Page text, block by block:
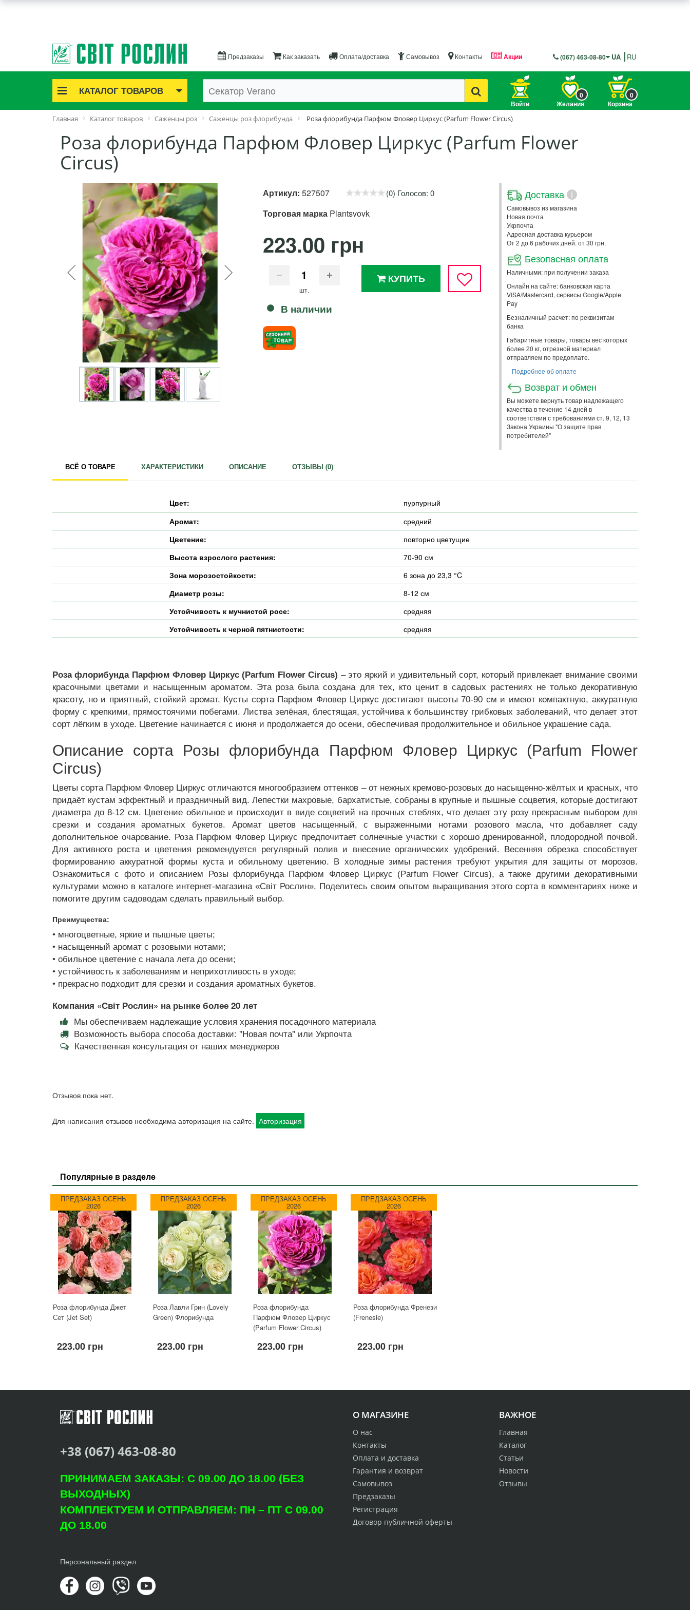
Предзаказы Как заказать Оплата/доставка Самовывоз Контакты Акции (067) 463-08-80 UA RU
КАТАЛОГ ТОВАРОВ
Акционные товары
Саженцы роз
Саженцы плодово-ягодные
Лук и чеснок
Семена и рассада
Саженцы декоративные
Средства защиты растений
Удобрения
Для комнатных растений
Для ландшафтного дизайна
Для полива
Инструменты и инвентарь
Виноделие
Пчеловодство
Садовые фигуры
Мицелий грибов
Товары для дома
Теплицы и укрывной материал
Луковичные и клубни
Войти Желания
0
Корзина
0
Главная Каталог товаров Саженцы роз Саженцы роз флорибунда Роза флорибунда Парфюм Фловер Циркус (Parfum Flower Circus)
Роза флорибунда Парфюм Фловер Циркус (Parfum Flower
Circus)
Артикул: 527507 (0) Голосов: 0
Торговая марка Plantsvovk
223.00 грн
шт.
КУПИТЬ
В наличии
Доставка i
Самовывоз из магазина
Новая почта
Укрпочта
Адресная доставка курьером
От 2 до 6 рабочих дней. от 30 грн.
Безопасная оплата
Наличными: при получении заказа
Онлайн на сайте: банковская карта
VISA/Mastercard, сервисы Google/Apple
Pay
Безналичный расчет: по реквизитам
банка
Габаритные товары, товары вес которых
более 20 кг, отрезной материал
отправляем по предоплате.
Подробнее об оплате
Возврат и обмен
Вы можете вернуть товар надлежащего
качества в течение 14 дней в
соответствии с требованиями ст. 9, 12, 13
Закона Украины "О защите прав
потребителей"
ВСЁ О ТОВАРЕ ХАРАКТЕРИСТИКИ ОПИСАНИЕ ОТЗЫВЫ (0)
Цвет:
пурпурный
Аромат:
средний
Цветение:
повторно цветущие
Высота взрослого растения:
70-90 см
Зона морозостойкости:
6 зона до 23,3 °C
Диаметр розы:
8-12 см
Устойчивость к мучнистой росе:
средняя
Устойчивость к черной пятнистости:
средняя
Роза флорибунда Парфюм Фловер Циркус (Parfum Flower Circus) – это яркий и удивительный сорт, который привлекает внимание своими
красочными цветами и насыщенным ароматом. Эта роза была создана для тех, кто ценит в садовых растениях не только декоративную
красоту, но и приятный, стойкий аромат. Кусты сорта Парфюм Фловер Циркус достигают высоты 70-90 см и имеют компактную, аккуратную
форму с крепкими, прямостоячими побегами. Листва зелёная, блестящая, устойчива к большинству грибковых заболеваний, что делает этот
сорт лёгким в уходе. Цветение начинается с июня и продолжается до осени, обеспечивая продолжительное и обильное украшение сада.
Описание сорта Розы флорибунда Парфюм Фловер Циркус (Parfum Flower
Circus)
Цветы сорта Парфюм Фловер Циркус отличаются многообразием оттенков – от нежных кремово-розовых до насыщенно-жёлтых и красных, что
придаёт кустам эффектный и праздничный вид. Лепестки махровые, бархатистые, собраны в крупные и пышные соцветия, которые достигают
диаметра до 8-12 см. Цветение обильное и происходит в виде соцветий на прочных стеблях, что делает эту розу прекрасным выбором для
срезки и создания ароматных букетов. Аромат цветов насыщенный, с выраженными нотами розового масла, что добавляет саду
дополнительное очарование. Роза Парфюм Фловер Циркус предпочитает солнечные участки с хорошо дренированной, плодородной почвой.
Для активного роста и цветения рекомендуется регулярный полив и внесение органических удобрений. Весенняя обрезка способствует
формированию аккуратной формы куста и обильному цветению. В холодные зимы растения требуют укрытия для защиты от морозов.
Ознакомиться с фото и описанием Розы флорибунда Парфюм Фловер Циркус (Parfum Flower Circus), а также другими декоративными
культурами можно в каталоге интернет-магазина «Світ Рослин». Поделитесь своим опытом выращивания этого сорта в комментариях ниже и
помогите другим садоводам сделать правильный выбор.
Преимущества:
• многоцветные, яркие и пышные цветы;
• насыщенный аромат с розовыми нотами;
• обильное цветение с начала лета до осени;
• устойчивость к заболеваниям и неприхотливость в уходе;
• прекрасно подходит для срезки и создания ароматных букетов.
Компания «Світ Рослин» на рынке более 20 лет
Мы обеспечиваем надлежащие условия хранения посадочного материала
Возможность выбора способа доставки: "Новая почта" или Укрпочта
Качественная консультация от наших менеджеров
Отзывов пока нет.
Для написания отзывов необходима авторизация на сайте. Авторизация
Популярные в разделе
ПРЕДЗАКАЗ ОСЕНЬ
2026
Роза флорибунда Джет
Сет (Jet Set)
223.00 грн
ПРЕДЗАКАЗ ОСЕНЬ
2026
Роза Лавли Грин (Lovely
Green) Флорибунда
223.00 грн
ПРЕДЗАКАЗ ОСЕНЬ
2026
Роза флорибунда
Парфюм Фловер Циркус
(Parfum Flower Circus)
223.00 грн
ПРЕДЗАКАЗ ОСЕНЬ
2026
Роза флорибунда Френези
(Frenesie)
223.00 грн
О МАГАЗИНЕ
О нас
Контакты
Оплата и доставка
Гарантия и возврат
Самовывоз
Предзаказы
Регистрация
Договор публичной оферты
ВАЖНОЕ
Главная
Каталог
Статьи
Новости
Отзывы
+38 (067) 463-08-80
ПРИНИМАЕМ ЗАКАЗЫ: С 09.00 ДО 18.00 (БЕЗ
ВЫХОДНЫХ)
КОМПЛЕКТУЕМ И ОТПРАВЛЯЕМ: ПН – ПТ С 09.00
ДО 18.00
Персональный раздел